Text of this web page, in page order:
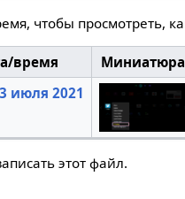
чтобы просмотреть,
время Миниатюра
июля 2021
этот файл.